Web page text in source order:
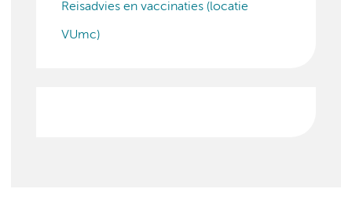
Reisadvies en vaccinaties (locatie
VUmc)